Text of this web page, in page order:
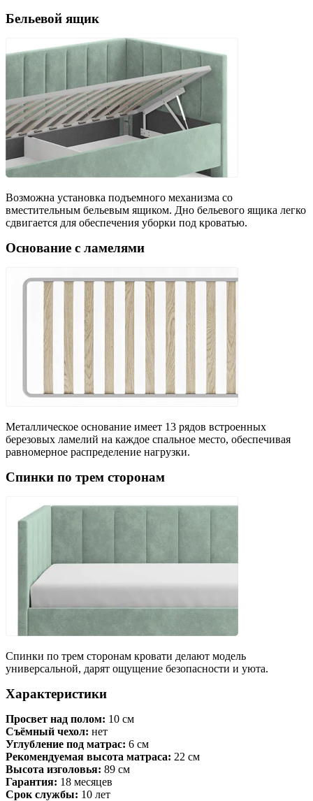
Бельевой ящик
Возможна установка подъемного механизма со
вместительным бельевым ящиком. Дно бельевого ящика легко
сдвигается для обеспечения уборки под кроватью.
Основание с ламелями
Металлическое основание имеет 13 рядов встроенных
березовых ламелий на каждое спальное место, обеспечивая
равномерное распределение нагрузки.
Спинки по трем сторонам
Спинки по трем сторонам кровати делают модель
универсальной, дарят ощущение безопасности и уюта.
Характеристики
Просвет над полом: 10 см
Съёмный чехол: нет
Углубление под матрас: 6 см
Рекомендуемая высота матраса: 22 см
Высота изголовья: 89 см
Гарантия: 18 месяцев
Срок службы: 10 лет